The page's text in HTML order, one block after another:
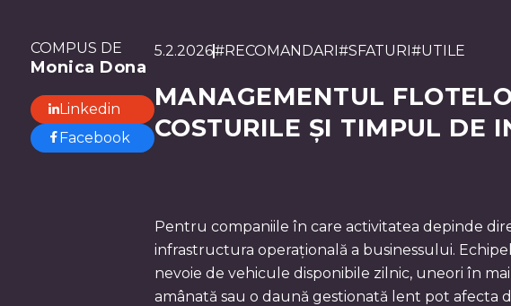
COMPUS DE
Monica Dona
Linkedin
Facebook
5.2.2026#RECOMANDARI#SFATURI#UTILE
MANAGEMENTUL
COSTURILE ȘI TIMPUL DE
Pentru companiile în care activitatea depinde
infrastructura operațională a businessului.
nevoie de vehicule disponibile zilnic, uneori în
amânată sau o daună gestionată lent pot afecta